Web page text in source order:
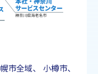
市全域、 小樽市、